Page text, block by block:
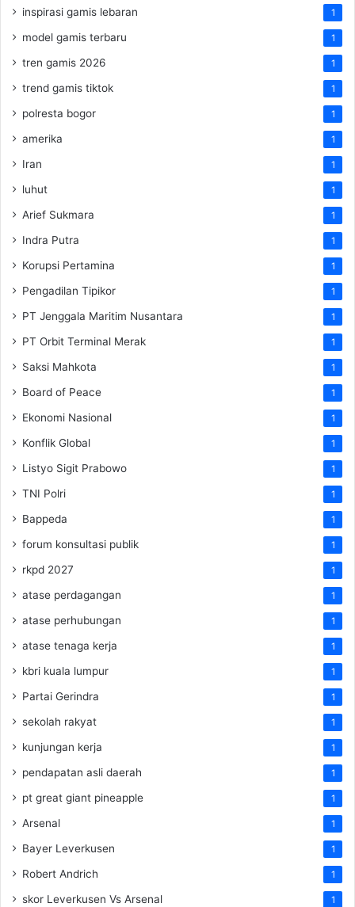
inspirasi gamis lebaran 1
model gamis terbaru 1
tren gamis 2026 1
trend gamis tiktok 1
polresta bogor 1
amerika 1
Iran 1
luhut 1
Arief Sukmara 1
Indra Putra 1
Korupsi Pertamina 1
Pengadilan Tipikor 1
PT Jenggala Maritim Nusantara 1
PT Orbit Terminal Merak 1
Saksi Mahkota 1
Board of Peace 1
Ekonomi Nasional 1
Konflik Global 1
Listyo Sigit Prabowo 1
TNI Polri 1
Bappeda 1
forum konsultasi publik 1
rkpd 2027 1
atase perdagangan 1
atase perhubungan 1
atase tenaga kerja 1
kbri kuala lumpur 1
Partai Gerindra 1
sekolah rakyat 1
kunjungan kerja 1
pendapatan asli daerah 1
pt great giant pineapple 1
Arsenal 1
Bayer Leverkusen 1
Robert Andrich 1
skor Leverkusen Vs Arsenal 1